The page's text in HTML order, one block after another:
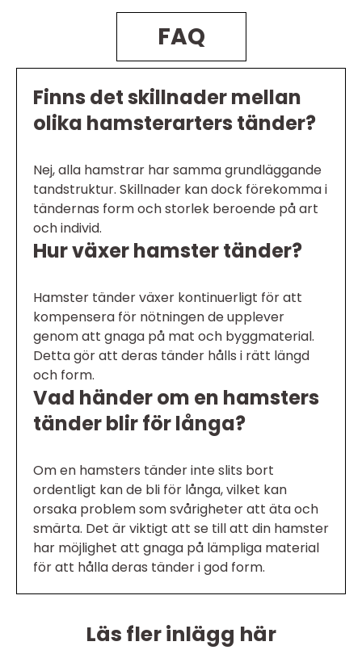
FAQ
Finns det skillnader mellan
olika hamsterarters tänder?
Nej, alla hamstrar har samma grundläggande
tandstruktur. Skillnader kan dock förekomma i
tändernas form och storlek beroende på art
och individ.
Hur växer hamster tänder?
Hamster tänder växer kontinuerligt för att
kompensera för nötningen de upplever
genom att gnaga på mat och byggmaterial.
Detta gör att deras tänder hålls i rätt längd
och form.
Vad händer om en hamsters
tänder blir för långa?
Om en hamsters tänder inte slits bort
ordentligt kan de bli för långa, vilket kan
orsaka problem som svårigheter att äta och
smärta. Det är viktigt att se till att din hamster
har möjlighet att gnaga på lämpliga material
för att hålla deras tänder i god form.
Läs fler inlägg här